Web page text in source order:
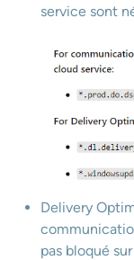
service sont
Delivery
pas bloqué